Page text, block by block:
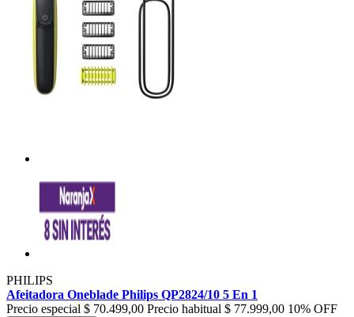
PHILIPS
Afeitadora Oneblade Philips QP2824/10 5 En 1
Precio especial $ 70.499,00 Precio habitual $ 77.999,00 10% OFF